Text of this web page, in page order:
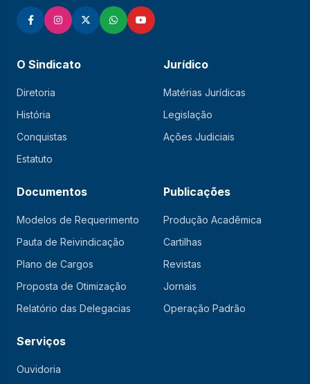
O Sindicato
Diretoria
História
Conquistas
Estatuto
Jurídico
Matérias Jurídicas
Legislação
Ações Judiciais
Documentos
Modelos de Requerimento
Pauta de Reivindicação
Plano de Cargos
Proposta de Otimização
Relatório das Delegacias
Publicações
Produção Acadêmica
Cartilhas
Revistas
Jornais
Operação Padrão
Serviços
Ouvidoria